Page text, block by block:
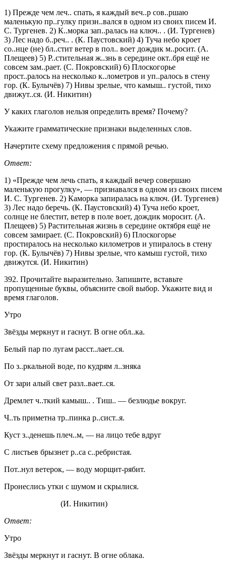
1) Прежде чем леч.. спать, я каждый веч..р сов..ршаю
маленькую пр..гулку призн..вался в одном из своих писем И.
С. Тургенев. 2) К..морка зап..ралась на ключ.. . (И. Тургенев)
3) Лес надо б..реч.. . (К. Паустовский) 4) Туча небо кроет
со..нце (не) бл..стит ветер в пол.. воет дождик м..росит. (А.
Плещеев) 5) Р..стительная ж..знь в середине окт..бря ещё не
совсем зам..рает. (С. Покровский) 6) Плоскогорье
прост..ралось на несколько к..лометров и уп..ралось в стену
гор. (К. Булычёв) 7) Нивы зрелые, что камыш.. густой, тихо
движут..ся. (И. Никитин)
У каких глаголов нельзя определить время? Почему?
Укажите грамматические признаки выделенных слов.
Начертите схему предложения с прямой речью.
Ответ:
1) «Прежде чем лечь спать, я каждый вечер совершаю
маленькую прогулку», — признавался в одном из своих писем
И. С. Тургенев. 2) Каморка запиралась на ключ. (И. Тургенев)
3) Лес надо беречь. (К. Паустовский) 4) Туча небо кроет,
солнце не блестит, ветер в поле воет, дождик моросит. (А.
Плещеев) 5) Растительная жизнь в середине октября ещё не
совсем замирает. (С. Покровский) 6) Плоскогорье
простиралось на несколько километров и упиралось в стену
гор. (К. Булычёв) 7) Нивы зрелые, что камыш густой, тихо
движутся. (И. Никитин)
392. Прочитайте выразительно. Запишите, вставьте
пропущенные буквы, объясните свой выбор. Укажите вид и
время глаголов.
Утро
Звёзды меркнут и гаснут. В огне обл..ка.
Белый пар по лугам расст..лает..ся.
По з..ркальной воде, по кудрям л..зняка
От зари алый свет разл..вает..ся.
Дремлет ч..ткий камыш.. . Тиш.. — безлюдье вокруг.
Ч..ть приметна тр..пинка р..сист..я.
Куст з..денешь плеч..м, — на лицо тебе вдруг
С листьев брызнет р..са с..ребристая.
Пот..нул ветерок, — воду морщит-рябит.
Пронеслись утки с шумом и скрылися.
(И. Никитин)
Ответ:
Утро
Звёзды меркнут и гаснут. В огне облака.